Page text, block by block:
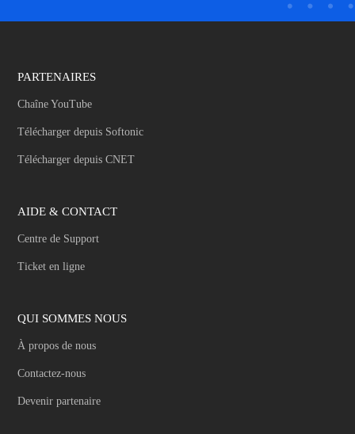
PARTENAIRES
Chaîne YouTube
Télécharger depuis Softonic
Télécharger depuis CNET
AIDE & CONTACT
Centre de Support
Ticket en ligne
QUI SOMMES NOUS
À propos de nous
Contactez-nous
Devenir partenaire